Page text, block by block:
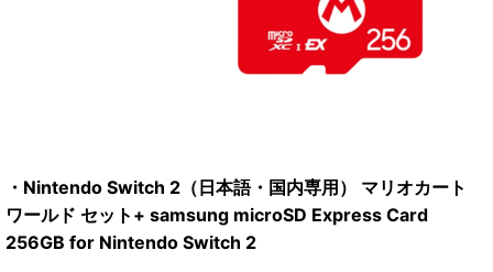
・Nintendo Switch 2（日本語・国内専用） マリオカート
ワールド セット+ samsung microSD Express Card
256GB for Nintendo Switch 2